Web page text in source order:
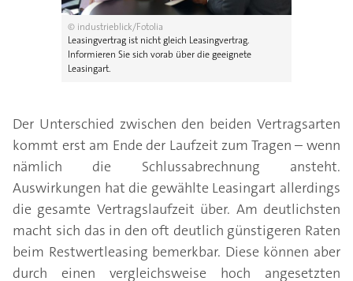
© industrieblick/Fotolia
Leasingvertrag ist nicht gleich Leasingvertrag.
Informieren Sie sich vorab über die geeignete
Leasingart.
Der Unterschied zwischen den beiden Vertragsarten
kommt erst am Ende der Laufzeit zum Tragen – wenn
nämlich die Schlussabrechnung ansteht.
Auswirkungen hat die gewählte Leasingart allerdings
die gesamte Vertragslaufzeit über. Am deutlichsten
macht sich das in den oft deutlich günstigeren Raten
beim Restwertleasing bemerkbar. Diese können aber
durch einen vergleichsweise hoch angesetzten